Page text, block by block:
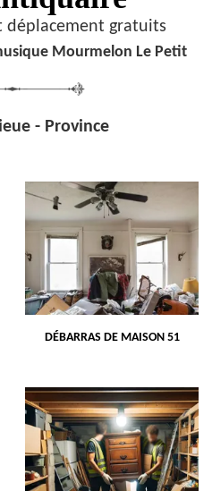
déplacement gratuits
Mourmelon Le Petit
- Province
DÉBARRAS DE MAISON 51